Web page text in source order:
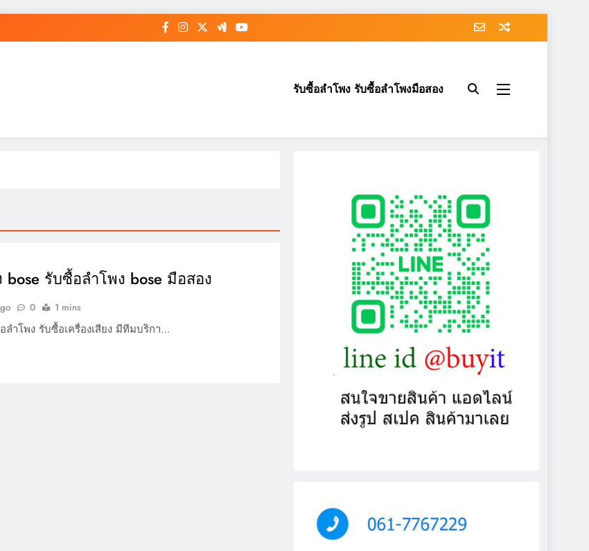
รับซื้อลำโพง รับซื้อลำโพงมือสอง
bose รับซื้อลำโพง bose มือสอง
0 1 mins
ลำโพง รับซื้อเครื่องเสียง มีทีมบริกา…